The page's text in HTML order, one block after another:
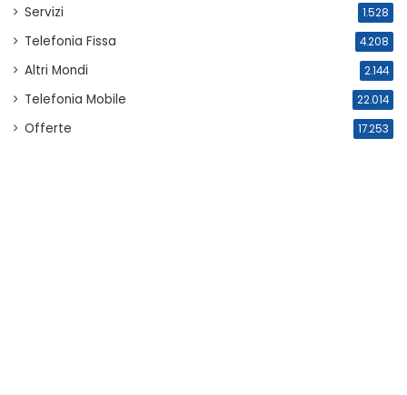
Servizi 1.528
Telefonia Fissa 4.208
Altri Mondi 2.144
Telefonia Mobile 22.014
Offerte 17.253